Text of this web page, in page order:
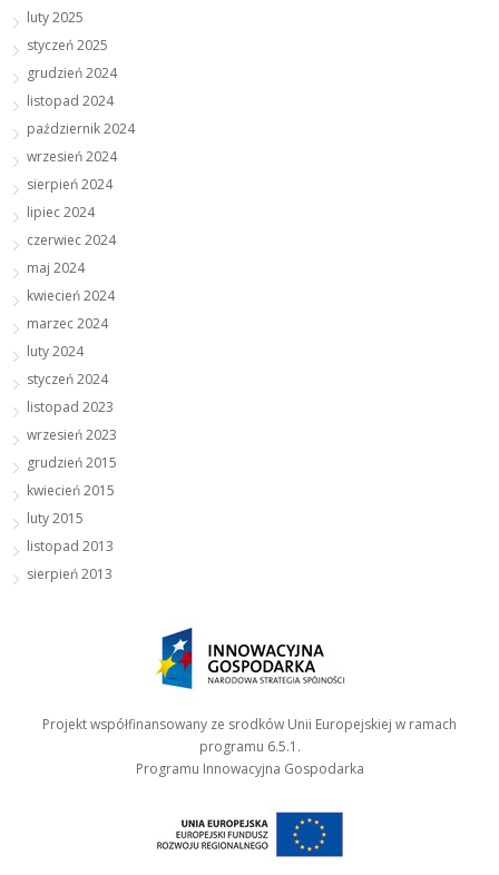
luty 2025
styczeń 2025
grudzień 2024
listopad 2024
październik 2024
wrzesień 2024
sierpień 2024
lipiec 2024
czerwiec 2024
maj 2024
kwiecień 2024
marzec 2024
luty 2024
styczeń 2024
listopad 2023
wrzesień 2023
grudzień 2015
kwiecień 2015
luty 2015
listopad 2013
sierpień 2013
Projekt współfinansowany ze srodków Unii Europejskiej w ramach
programu 6.5.1.
Programu Innowacyjna Gospodarka